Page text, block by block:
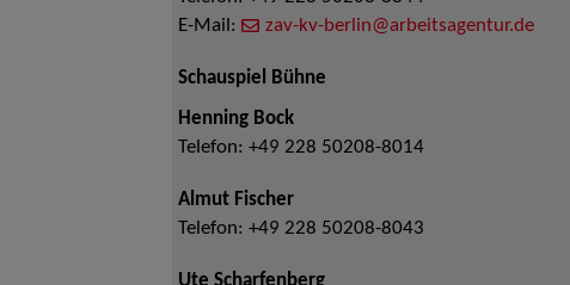
E-Mail:
zav-kv-berlin@arbeitsagentur.de
Schauspiel Bühne
Henning Bock
Telefon: +49 228 50208-8014
Almut Fischer
Telefon: +49 228 50208-8043